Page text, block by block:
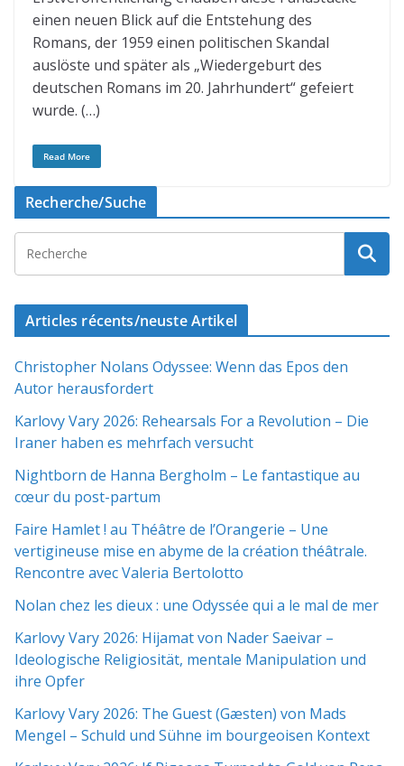
einen neuen Blick auf die Entstehung des
Romans, der 1959 einen politischen Skandal
auslöste und später als „Wiedergeburt des
deutschen Romans im 20. Jahrhundert“ gefeiert
wurde. (…)
Read More
Recherche/Suche
Articles récents/neuste Artikel
Christopher Nolans Odyssee: Wenn das Epos den
Autor herausfordert
Karlovy Vary 2026: Rehearsals For a Revolution – Die
Iraner haben es mehrfach versucht
Nightborn de Hanna Bergholm – Le fantastique au
cœur du post-partum
Faire Hamlet ! au Théâtre de l’Orangerie – Une
vertigineuse mise en abyme de la création théâtrale.
Rencontre avec Valeria Bertolotto
Nolan chez les dieux : une Odyssée qui a le mal de mer
Karlovy Vary 2026: Hijamat von Nader Saeivar​​ –
Ideologische Religiosität, mentale Manipulation und
ihre Opfer
Karlovy Vary 2026: The Guest (Gæsten) von Mads
Mengel – Schuld und Sühne im bourgeoisen Kontext